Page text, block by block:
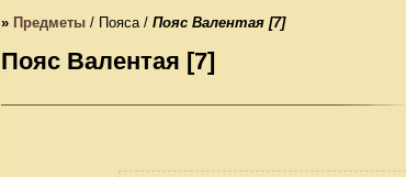
» Предметы/ Пояса / Пояс Валентая [7]
Пояс Валентая [7]